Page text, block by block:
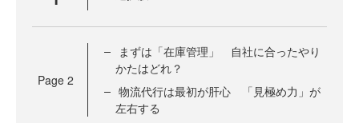
Page 2
まずは「在庫管理」 自社に合ったやり
かたはどれ？
物流代行は最初が肝心 「見極め力」が
左右する